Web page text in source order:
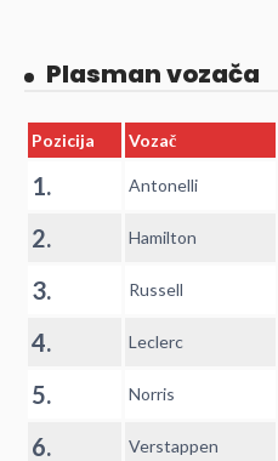
Plasman vozača
Pozicija Vozač
1. Antonelli
2. Hamilton
3. Russell
4. Leclerc
5. Norris
6. Verstappen